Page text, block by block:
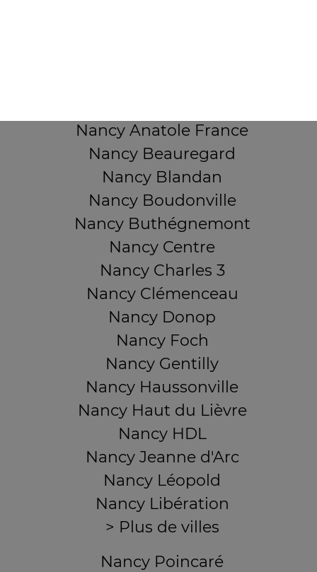
Nancy Anatole France
Nancy Beauregard
Nancy Blandan
Nancy Boudonville
Nancy Buthégnemont
Nancy Centre
Nancy Charles 3
Nancy Clémenceau
Nancy Donop
Nancy Foch
Nancy Gentilly
Nancy Haussonville
Nancy Haut du Lièvre
Nancy HDL
Nancy Jeanne d'Arc
Nancy Léopold
Nancy Libération
> Plus de villes
Nancy Poincaré